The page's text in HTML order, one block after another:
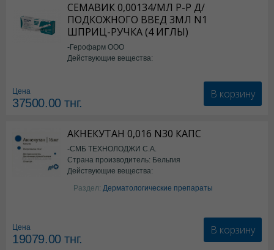
СЕМАВИК 0,00134/МЛ Р-Р Д/
ПОДКОЖНОГО ВВЕД 3МЛ N1
ШПРИЦ-РУЧКА (4 ИГЛЫ)
-Герофарм ООО
Действующие вещества:
Цена
37500.00тнг.
В корзину
АКНЕКУТАН 0,016 N30 КАПС
-СМБ ТЕХНОЛОДЖИ С.А.
Страна производитель: Бельгия
Действующие вещества:
Изотретиноин
Раздел: Дерматологические препараты
Цена
19079.00тнг.
В корзину